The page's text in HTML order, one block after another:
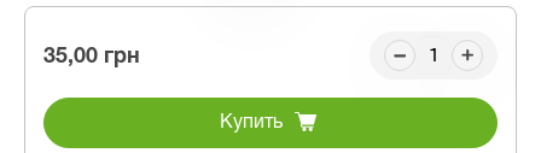
35,00 грн
Купить